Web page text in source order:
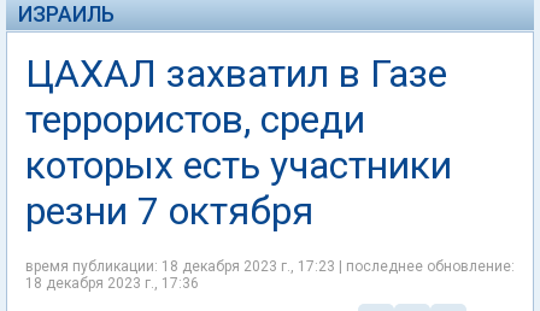
ИЗРАИЛЬ
ЦАХАЛ захватил в Газе
террористов, среди
которых есть участники
резни 7 октября
время публикации: 18 декабря 2023 г., 17:23 | последнее обновление:
18 декабря 2023 г., 17:36